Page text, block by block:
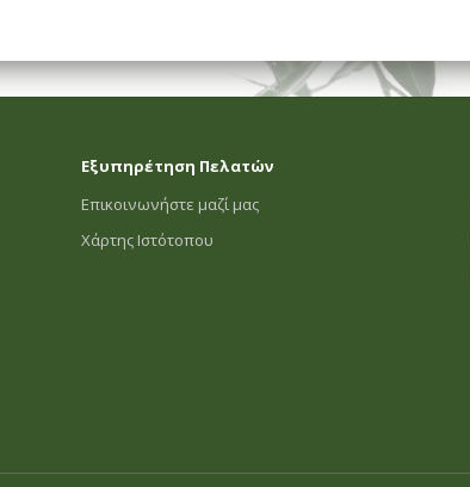
Εξυπηρέτηση Πελατών
Επικοινωνήστε μαζί μας
Χάρτης Ιστότοπου